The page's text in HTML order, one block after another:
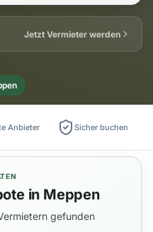
Jetzt Vermieter werden
Anbieter Sicher buchen
in Meppen
gefunden